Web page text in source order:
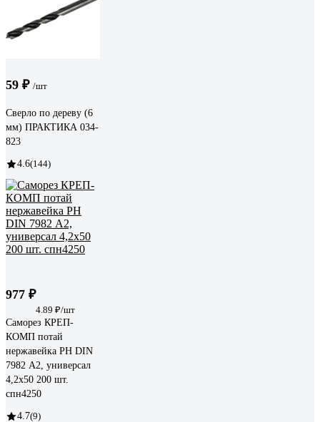
59 ₽ /шт
Сверло по дереву (6
мм) ПРАКТИКА 034-
823
4.6(144)
977 ₽
4.89 ₽/шт
Саморез КРЕП-
КОМП потай
нержавейка PH DIN
7982 А2, универсал
4,2х50 200 шт.
спн4250
4.7(9)